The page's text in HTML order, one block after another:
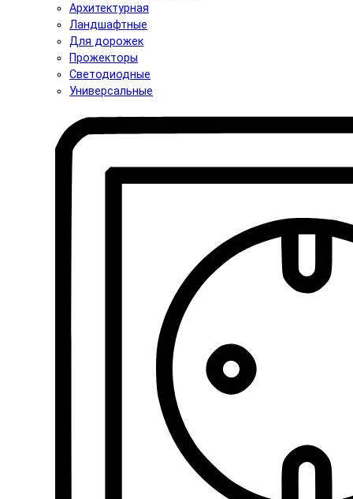
Архитектурная
Ландшафтные
Для дорожек
Прожекторы
Светодиодные
Универсальные